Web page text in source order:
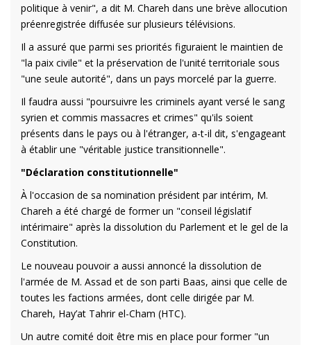
politique à venir", a dit M. Chareh dans une brève allocution
préenregistrée diffusée sur plusieurs télévisions.
Il a assuré que parmi ses priorités figuraient le maintien de
"la paix civile" et la préservation de l'unité territoriale sous
"une seule autorité", dans un pays morcelé par la guerre.
Il faudra aussi "poursuivre les criminels ayant versé le sang
syrien et commis massacres et crimes" qu'ils soient
présents dans le pays ou à l'étranger, a-t-il dit, s'engageant
à établir une "véritable justice transitionnelle".
"Déclaration constitutionnelle"
À l'occasion de sa nomination président par intérim, M.
Chareh a été chargé de former un "conseil législatif
intérimaire" après la dissolution du Parlement et le gel de la
Constitution.
Le nouveau pouvoir a aussi annoncé la dissolution de
l'armée de M. Assad et de son parti Baas, ainsi que celle de
toutes les factions armées, dont celle dirigée par M.
Chareh, Hay’at Tahrir el-Cham (HTC).
Un autre comité doit être mis en place pour former "un